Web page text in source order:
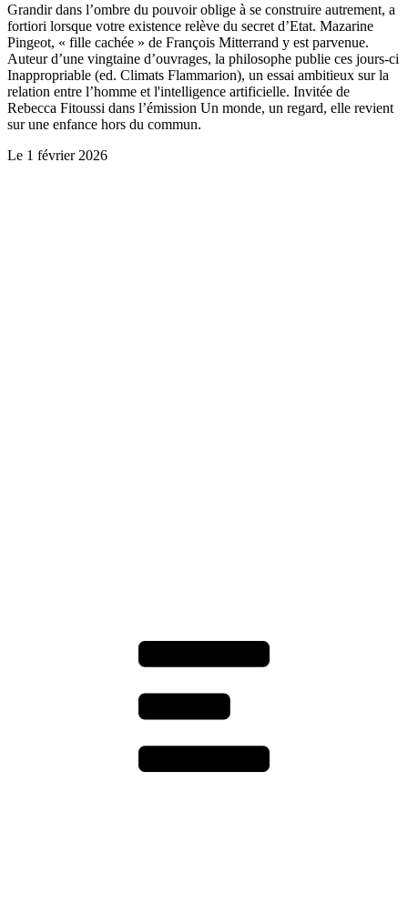
Grandir dans l’ombre du pouvoir oblige à se construire autrement, a
fortiori lorsque votre existence relève du secret d’Etat. Mazarine
Pingeot, « fille cachée » de François Mitterrand y est parvenue.
Auteur d’une vingtaine d’ouvrages, la philosophe publie ces jours-ci
Inappropriable (ed. Climats Flammarion), un essai ambitieux sur la
relation entre l’homme et l'intelligence artificielle. Invitée de
Rebecca Fitoussi dans l’émission Un monde, un regard, elle revient
sur une enfance hors du commun.
Le 1 février 2026